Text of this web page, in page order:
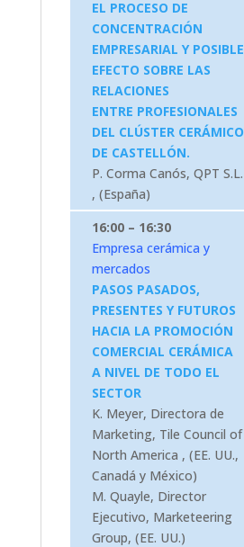
EL PROCESO DE
CONCENTRACIÓN
EMPRESARIAL Y POSIBLE
EFECTO SOBRE LAS
RELACIONES
ENTRE PROFESIONALES
DEL CLÚSTER CERÁMICO
DE CASTELLÓN.
P. Corma Canós, QPT S.L.
, (España)
16:00 – 16:30
Empresa cerámica y
mercados
PASOS PASADOS,
PRESENTES Y FUTUROS
HACIA LA PROMOCIÓN
COMERCIAL CERÁMICA
A NIVEL DE TODO EL
SECTOR
K. Meyer, Directora de
Marketing, Tile Council of
North America , (EE. UU.,
Canadá y México)
M. Quayle, Director
Ejecutivo, Marketeering
Group, (EE. UU.)